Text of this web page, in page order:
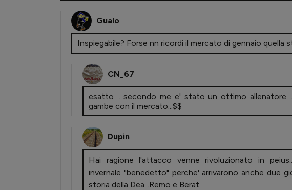
Gualo
Inspiegabile? Forse nn ricordi il mercato di gennaio quella
CN_67
esatto .. secondo me e' stato un ottimo allenatore
gambe con il mercato...$$
Dupin
Hai ragione l'attacco venne rivoluzionato in
invernale "benedetto" perche' arrivarono anche due
storia della Dea...Remo e Berat